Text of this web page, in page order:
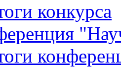
конкурса